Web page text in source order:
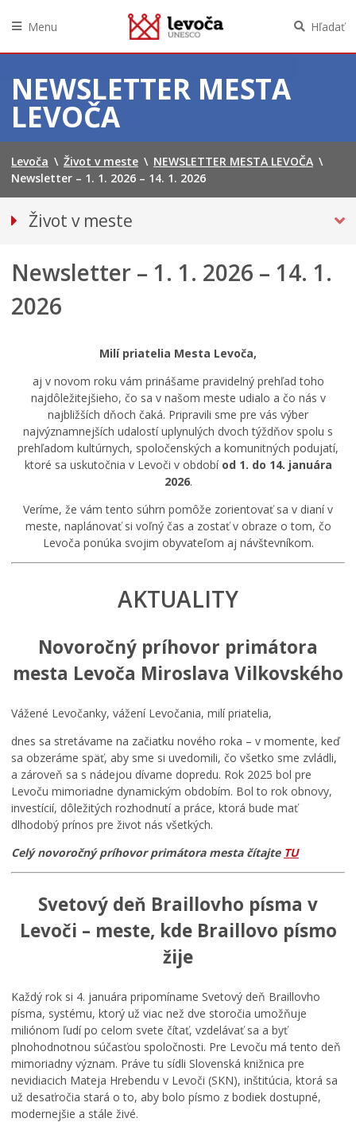
obsah
Menu Hľadať
NEWSLETTER MESTA
LEVOČA
Levoča \ Život v meste \ NEWSLETTER MESTA LEVOČA \
Newsletter – 1. 1. 2026 – 14. 1. 2026
Život v meste
Doprava
Kultúra
Sociálne služby
LIMKA
LIMKA – rozhovory
NEWSLETTER MESTA LEVOČA
Pohotovostné kontakty
Mestská polícia
Newsletter – 1. 1. 2026 – 14. 1.
2026
Milí priatelia Mesta Levoča,
aj v novom roku vám prinášame pravidelný prehľad toho
najdôležitejšieho, čo sa v našom meste udialo a čo nás v
najbližších dňoch čaká. Pripravili sme pre vás výber
najvýznamnejších udalostí uplynulých dvoch týždňov spolu s
prehľadom kultúrnych, spoločenských a komunitných podujatí,
ktoré sa uskutočnia v Levoči v období od 1. do 14. januára
2026.
Veríme, že vám tento súhrn pomôže zorientovať sa v dianí v
meste, naplánovať si voľný čas a zostať v obraze o tom, čo
Levoča ponúka svojim obyvateľom aj návštevníkom.
AKTUALITY
Novoročný príhovor primátora
mesta Levoča Miroslava Vilkovského
Vážené Levočanky, vážení Levočania, milí priatelia,
dnes sa stretávame na začiatku nového roka – v momente, keď
sa obzeráme späť, aby sme si uvedomili, čo všetko sme zvládli,
a zároveň sa s nádejou dívame dopredu. Rok 2025 bol pre
Levoču mimoriadne dynamickým obdobím. Bol to rok obnovy,
investícií, dôležitých rozhodnutí a práce, ktorá bude mať
dlhodobý prínos pre život nás všetkých.
Celý novoročný príhovor primátora mesta čítajte TU
Svetový deň Braillovho písma v
Levoči – meste, kde Braillovo písmo
žije
Každý rok si 4. januára pripomíname Svetový deň Braillovho
písma, systému, ktorý už viac než dve storočia umožňuje
miliónom ľudí po celom svete čítať, vzdelávať sa a byť
plnohodnotnou súčasťou spoločnosti. Pre Levoču má tento deň
mimoriadny význam. Práve tu sídli Slovenská knižnica pre
nevidiacich Mateja Hrebendu v Levoči (SKN), inštitúcia, ktorá sa
už desaťročia stará o to, aby bolo písmo z bodiek dostupné,
modernejšie a stále živé.